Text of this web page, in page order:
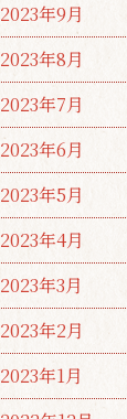
2023年9月
2023年8月
2023年7月
2023年6月
2023年5月
2023年4月
2023年3月
2023年2月
2023年1月